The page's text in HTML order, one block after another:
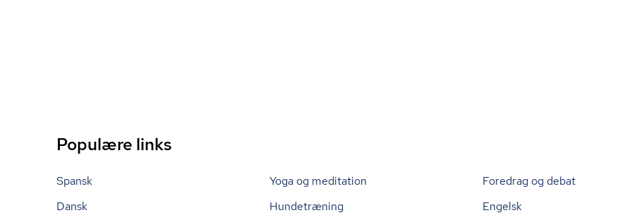
Populære links
Spansk Yoga og meditation Foredrag og debat
Dansk
Hundetræning Engelsk